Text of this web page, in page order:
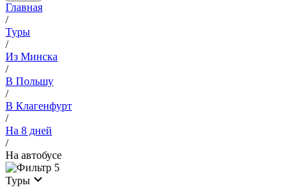
Главная
/
Туры
/
Из Минска
/
В Польшу
/
В Клагенфурт
/
На 8 дней
/
На автобусе
5
Туры